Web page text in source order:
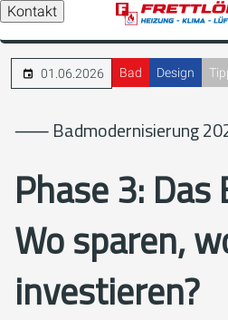
Kontakt
01.06.2026 Bad Design
⸺ Badmodernisierung
Phase 3:
Wo sparen,
investieren?